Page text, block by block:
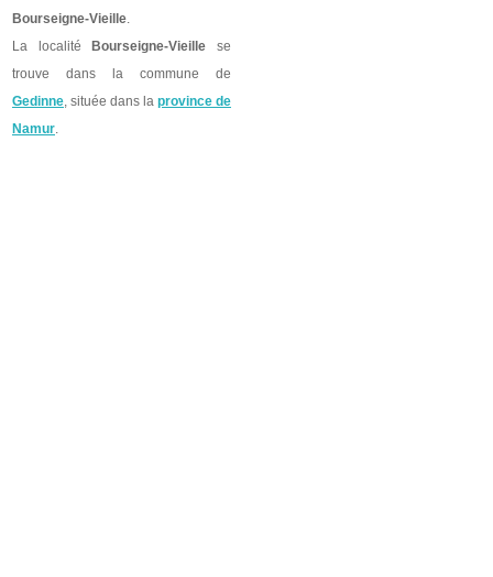
Bourseigne-Vieille.
La localité
Bourseigne-Vieille se
trouve dans la commune de
Gedinne, située dans la province de
Namur.